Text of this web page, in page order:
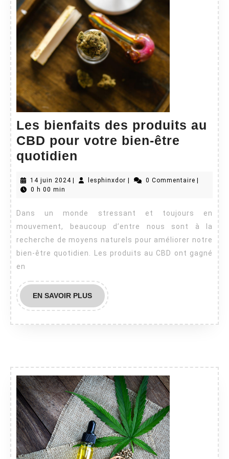
Les bienfaits des produits au
CBD pour votre bien-être
quotidien
des
au
CBD
pour
bien-
être
quotidien
14 juin 202414
lesphinxdor lesphinxdor0 Commentaire
0 h 00 min
Dans un monde stressant et toujours en
mouvement, beaucoup d’entre nous sont à la
recherche de moyens naturels pour améliorer notre
bien-être quotidien. Les produits au CBD ont gagné
en
EN SAVOIR PLUSEN
SAVOIR